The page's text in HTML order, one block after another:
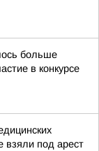
больше
в конкурсе
взяли под арест